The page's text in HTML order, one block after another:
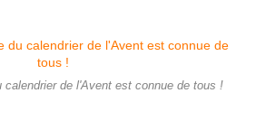
calendrier de l'Avent est connue de tous !